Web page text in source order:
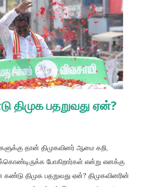
எதிராக கொண்டு வரப்பட்ட சட்டங்கள்,
ஆதரவு தெரிவித்தோர், எதிர்ப்பு
செய்திகளையும், வரலாறுகளையும்
மீளாய்வு செய்ய வேண்டிய தேவை
குடியுரிமை பறிப்பு தொடர்பான
இருந்...
பதறுவது ஏன்?
தான் திமுகவினர் ஆமை கறி,
போகிறார்கள் என்று எனக்கு
திமுக பதறுவது ஏன்? திமுகவினரின்